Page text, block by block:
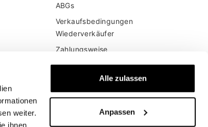
weiter.
ihnen
Alle zulassen
Anpassen
ABGs
Verkaufsbedingungen
Wiederverkäufer
Zahlungsweise
Versand und Lieferung
Sichere Bezahlung
Geld zurück garantie